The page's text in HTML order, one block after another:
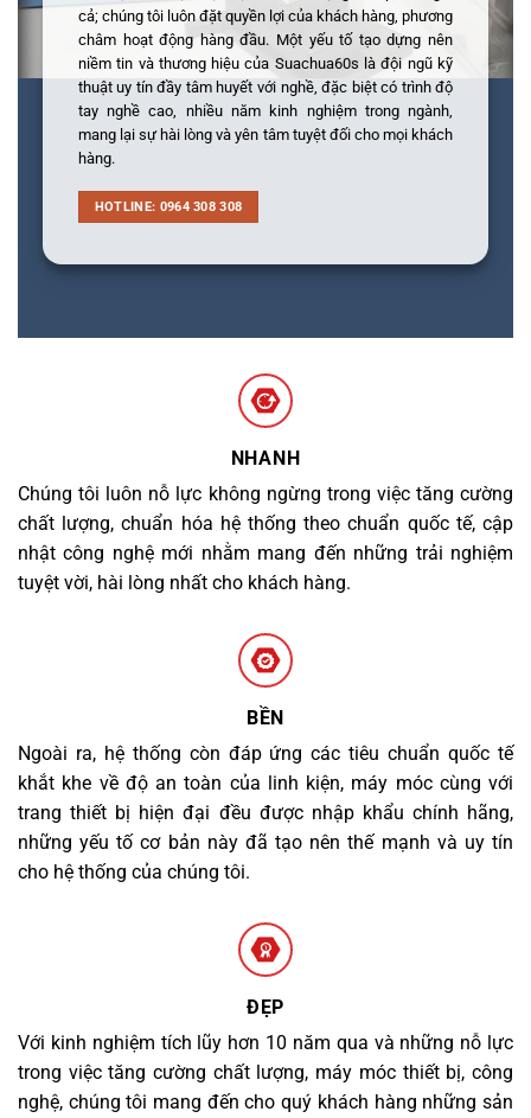
cả; chúng tôi luôn đặt quyền lợi của khách hàng, phương
châm hoạt động hàng đầu. Một yếu tố tạo dựng nên
niềm tin và thương hiệu của Suachua60s là đội ngũ kỹ
thuật uy tín đầy tâm huyết với nghề, đặc biệt có trình độ
tay nghề cao, nhiều năm kinh nghiệm trong ngành,
mang lại sự hài lòng và yên tâm tuyệt đối cho mọi khách
hàng.
HOTLINE: 0964 308 308
NHANH
Chúng tôi luôn nỗ lực không ngừng trong việc tăng cường
chất lượng, chuẩn hóa hệ thống theo chuẩn quốc tế, cập
nhật công nghệ mới nhằm mang đến những trải nghiệm
tuyệt vời, hài lòng nhất cho khách hàng.
BỀN
Ngoài ra, hệ thống còn đáp ứng các tiêu chuẩn quốc tế
khắt khe về độ an toàn của linh kiện, máy móc cùng với
trang thiết bị hiện đại đều được nhập khẩu chính hãng,
những yếu tố cơ bản này đã tạo nên thế mạnh và uy tín
cho hệ thống của chúng tôi.
ĐẸP
Với kinh nghiệm tích lũy hơn 10 năm qua và những nỗ lực
trong việc tăng cường chất lượng, máy móc thiết bị, công
nghệ, chúng tôi mang đến cho quý khách hàng những sản